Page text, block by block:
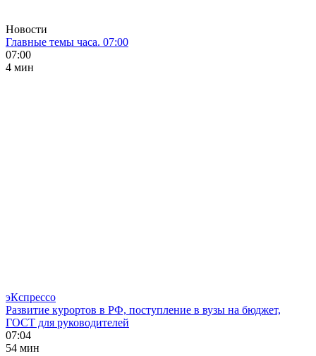
Новости
Главные темы часа. 07:00
07:00
4 мин
эКспрессо
Развитие курортов в РФ, поступление в вузы на бюджет,
ГОСТ для руководителей
07:04
54 мин